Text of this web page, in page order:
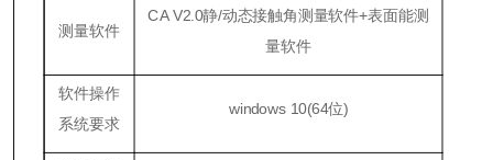
测量软件
CA V2.0静/动态接触角测量软件+表面能测
量软件
软件操作
系统要求
windows 10(64位)